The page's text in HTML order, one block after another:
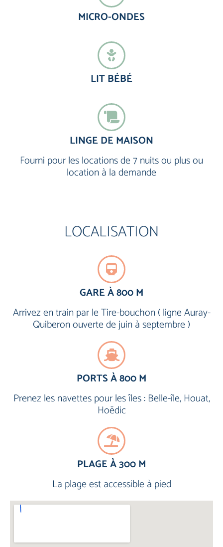
MICRO-ONDES
LIT BÉBÉ
LINGE DE MAISON
Fourni pour les locations de 7 nuits ou plus ou
location à la demande
LOCALISATION
GARE À 800 M
Arrivez en train par le Tire-bouchon ( ligne Auray-
Quiberon ouverte de juin à septembre )
PORTS À 800 M
Prenez les navettes pour les îles : Belle-île, Houat,
Hoëdic
PLAGE À 300 M
La plage est accessible à pied